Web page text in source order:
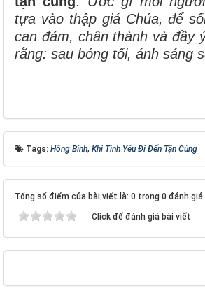
tựa vào thập giá Chúa, để
can đảm, chân thành và đầy
rằng: sau bóng tối, ánh sáng
Tags: Hồng Bính, Khi Tình Yêu Đi Đến Tận Cùng
Tổng số điểm của bài viết là: 0 trong 0 đánh giá
Click để đánh giá bài viết